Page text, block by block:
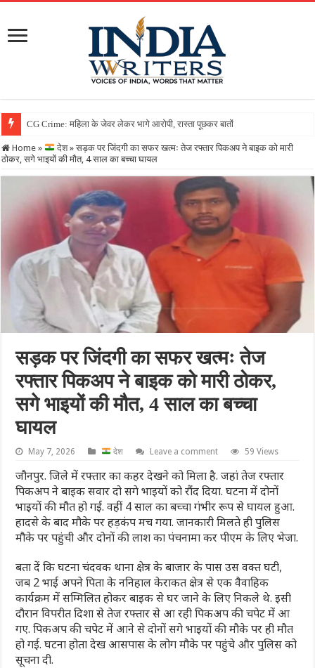
Home » देश » सड़क पर जिंदगी का सफर खत्मः तेज रफ्तार पिकअप ने बाइक को मारी
ठोकर, सगे भाइयों की मौत, 4 साल का बच्चा घायल
सड़क पर जिंदगी का सफर खत्मः तेज
रफ्तार पिकअप ने बाइक को मारी ठोकर,
सगे भाइयों की मौत, 4 साल का बच्चा
घायल
May 7, 2026 देश Leave a comment 59 Views
जौनपुर. जिले में रफ्तार का कहर देखने को मिला है. जहां तेज रफ्तार
पिकअप ने बाइक सवार दो सगे भाइयों को रौंद दिया. घटना में दोनों
भाइयों की मौत हो गई. वहीं 4 साल का बच्चा गंभीर रूप से घायल हुआ.
हादसे के बाद मौके पर हड़कंप मच गया. जानकारी मिलते ही पुलिस
मौके पर पहुंची और दोनों की लाश का पंचनामा कर पीएम के लिए भेजा.
बता दें कि घटना चंदवक थाना क्षेत्र के बाजार के पास उस वक्त घटी,
जब 2 भाई अपने पिता के ननिहाल केराकत क्षेत्र से एक वैवाहिक
कार्यक्रम में सम्मिलित होकर बाइक से घर जाने के लिए निकले थे. इसी
दौरान विपरीत दिशा से तेज रफ्तार से आ रही पिकअप की चपेट में आ
गए. पिकअप की चपेट में आने से दोनों सगे भाइयों की मौके पर ही मौत
हो गई. घटना होता देख आसपास के लोग मौके पर पहुंचे और पुलिस को
सूचना दी.